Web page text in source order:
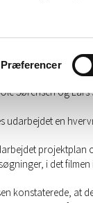
Præferencer
Det får
således:
Sørensen og
udarbejdet en
projektplan
i det
konstaterede, at